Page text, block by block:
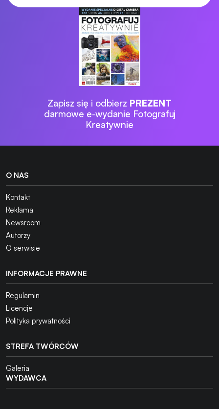
Zapisz się i odbierz PREZENT
darmowe e-wydanie Fotografuj
Kreatywnie
O NAS
Kontakt
Reklama
Newsroom
Autorzy
O serwisie
INFORMACJE PRAWNE
Regulamin
Licencje
Polityka prywatności
STREFA TWÓRCÓW
Galeria
WYDAWCA